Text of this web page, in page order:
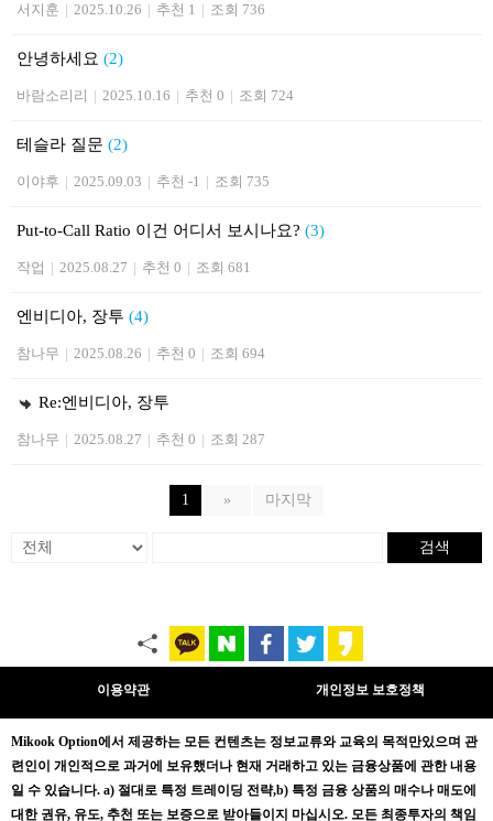
서지훈 | 2025.10.26 | 추천 1 | 조회 736
안녕하세요 (2)
바람소리리 | 2025.10.16 | 추천 0 | 조회 724
테슬라 질문 (2)
이야후 | 2025.09.03 | 추천 -1 | 조회 735
Put-to-Call Ratio 이건 어디서 보시나요? (3)
작업 | 2025.08.27 | 추천 0 | 조회 681
엔비디아, 장투 (4)
참나무 | 2025.08.26 | 추천 0 | 조회 694
Re:엔비디아, 장투
참나무 | 2025.08.27 | 추천 0 | 조회 287
1 » 마지막
검색
이용약관 개인정보 보호정책
Mikook Option에서 제공하는 모든 컨텐츠는 정보교류와 교육의 목적만있으며 관
련인이 개인적으로 과거에 보유했더나 현재 거래하고 있는 금융상품에 관한 내용
일 수 있습니다. a) 절대로 특정 트레이딩 전략,b) 특정 금융 상품의 매수나 매도에
대한 권유, 유도, 추천 또는 보증으로 받아들이지 마십시오. 모든 최종투자의 책임